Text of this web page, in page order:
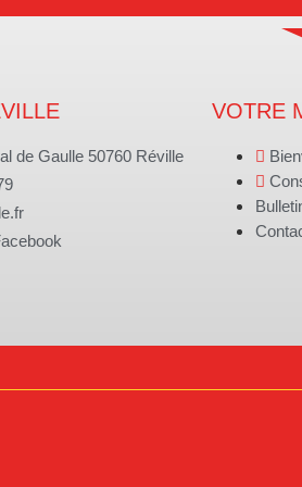
de Gaulle 50760 Réville
VOTRE